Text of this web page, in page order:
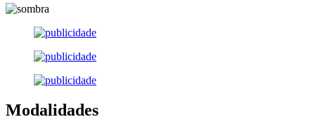
Modalidades